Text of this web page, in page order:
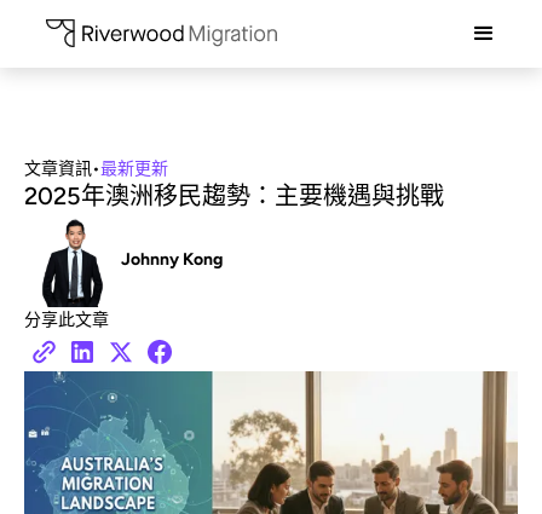
文章資訊•最新更新
2025年澳洲移民趨勢：主要機遇與挑戰
Johnny Kong
分享此文章